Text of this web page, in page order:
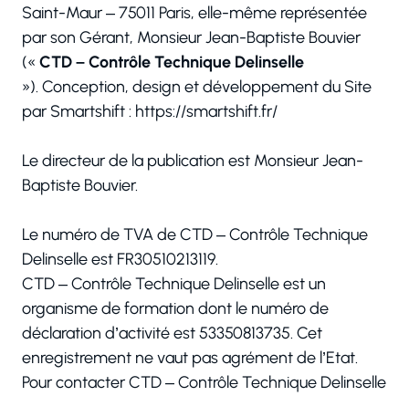
Saint-Maur – 75011 Paris, elle-même représentée
par son Gérant, Monsieur Jean-Baptiste Bouvier
(« CTD – Contrôle Technique Delinselle
»). Conception, design et développement du Site
par Smartshift : https://smartshift.fr/
Le directeur de la publication est Monsieur Jean-
Baptiste Bouvier.
Le numéro de TVA de CTD – Contrôle Technique
Delinselle est FR30510213119.
CTD – Contrôle Technique Delinselle est un
organisme de formation dont le numéro de
déclaration d’activité est 53350813735. Cet
enregistrement ne vaut pas agrément de l’Etat.
Pour contacter CTD – Contrôle Technique Delinselle